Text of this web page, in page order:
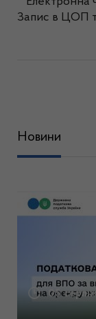
Запис в ЦОП
Новини
05